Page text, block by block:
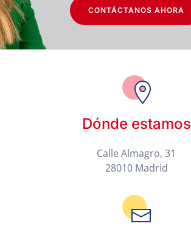
CONTÁCTANOS AHORA
Dónde estamos
Calle Almagro, 31
28010 Madrid